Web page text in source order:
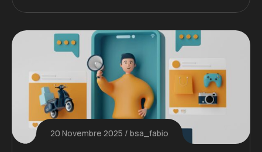
20 Novembre 2025 bsa_fabio